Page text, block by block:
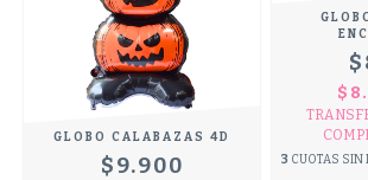
GLOBO CALABAZAS 4D
$9.900 3 CUOTAS SIN